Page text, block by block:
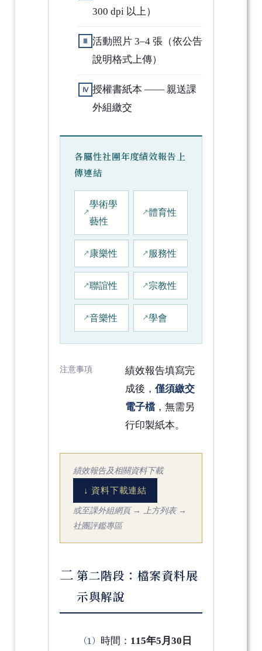
300 dpi 以上）
Ⅲ 活動照片 3–4 張（依公告
說明格式上傳）
Ⅳ 授權書紙本 —— 親送課
外組繳交
各屬性社團年度績效報告上
傳連結
學術學
藝性
體育性
康樂性 服務性
聯誼性 宗教性
音樂性 學會
注意事項
績效報告填寫完
成後， 僅須繳交
電子檔，無需另
行印製紙本。
績效報告及相關資料下載
↓ 資料下載連結
或至課外組網頁 → 上方列表 →
社團評鑑專區
二 第二階段：檔案資料展
示與解說
時間： 115年5月30日